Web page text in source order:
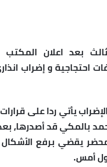
بعد اعلان المكتب
بنسخة منه، فإن الإضراب يأتي ردا
بالمكي قد أصدرها،
يقضي برفع الأشكال
أمس.